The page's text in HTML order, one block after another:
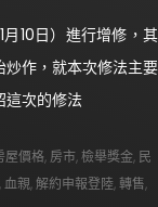
10日）進行增修，其
炒作，就本次修法主要
這次的修法
屋價格, 房市,檢舉獎金, 民
,血親, 解約申報登陸,轉售,